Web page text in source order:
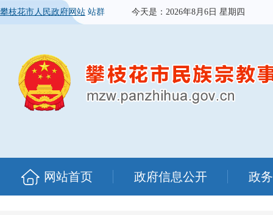
攀枝花市人民政府网站 站群 今天是： 2026年8月6日 星期四
网站首页 政府信息公开 政